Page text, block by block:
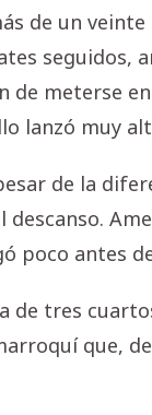
de un
seguidos,
de meterse
lanzó muy
de la
poco antes
de tres
que,